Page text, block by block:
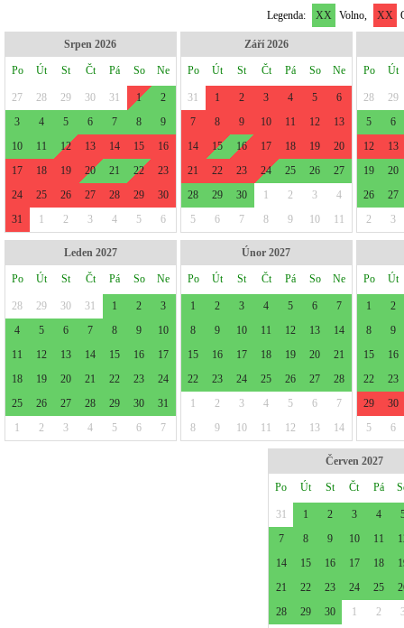
Legenda: XX Volno, XX
Srpen 2026
Po Út St Čt Pá So Ne
27 28 29 30 31 1
2
3
4 5 6 7 8
9
10
11 12 13 14 15
16
17
18 19 20 21 22
23
24
25 26 27 28 29
30
31
1 2 3 4 5 6
Září 2026
Po Út St Čt Pá So Ne
31 1 2 3 4 5
6
7
8 9 10 11 12
13
14
15 16 17 18 19
20
21
22 23 24 25 26
27
28
29 30 1 2 3
4
5
6 7 8 9 10 11
Po Út
28
29
5
6
12
13
19
20
26
27
2
3
Leden 2027
Po Út St Čt Pá So Ne
28 29 30 31 1 2
3
4
5 6 7 8 9
10
11
12 13 14 15 16
17
18
19 20 21 22 23
24
25
26 27 28 29 30
31
1
2 3 4 5 6 7
Únor 2027
Po Út St Čt Pá So Ne
1 2 3 4 5 6
7
8
9 10 11 12 13
14
15
16 17 18 19 20
21
22
23 24 25 26 27
28
1
2 3 4 5 6
7
8
9 10 11 12 13 14
Po Út
1
2
8
9
15
16
22
23
29
30
5
6
Červen 2027
Po Út St Čt Pá
31 1 2 3 4
7
8 9 10 11
14
15 16 17 18
21
22 23 24 25
28
29 30 1 2